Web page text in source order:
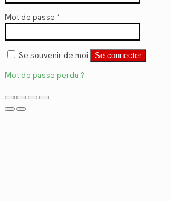
Mot de passe *
Se souvenir de moi Se connecter
Mot de passe perdu ?